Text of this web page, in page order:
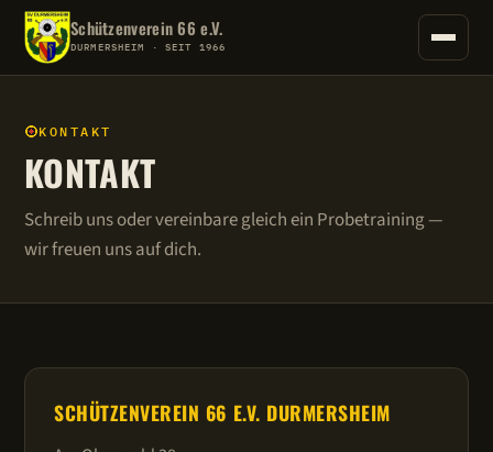
Schützenverein 66 e.V.
DURMERSHEIM · SEIT 1966
KONTAKT
KONTAKT
Schreib uns oder vereinbare gleich ein Probetraining —
wir freuen uns auf dich.
SCHÜTZENVEREIN 66 E.V. DURMERSHEIM